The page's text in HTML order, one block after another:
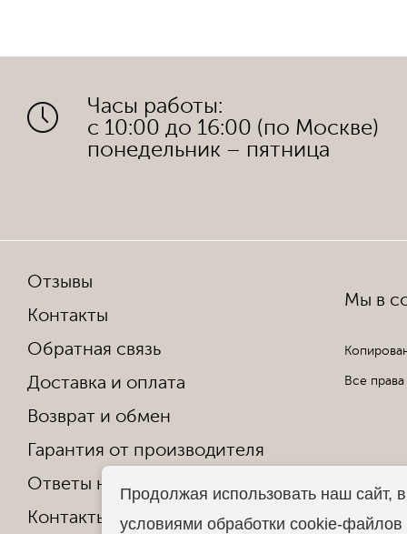
Часы работы:
с 10:00 до 16:00 (по Москве)
понедельник – пятница
Отзывы
Контакты
Обратная связь
Доставка и оплата
Возврат и обмен
Гарантия от производителя
Ответы на частые вопросы
Контакты
Мы в
Все
Продолжая использовать наш сайт,
условиями обработки cookie-